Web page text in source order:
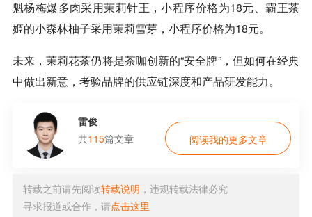
魁杨梅爆多肉采用茉莉针王，小程序价格为18元、霸王茶
姬的小森林柚子采用茉莉雪芽，小程序价格为18元。
未来，茉莉花茶仍将是茶咖创新的“安全牌”，但如何在经典
中做出新意，考验品牌的供应链深度和产品研发能力。
雷俊
共115篇文章 阅读我的更多文章
转载之前请先阅读转载说明 ，违规转载法律必究
寻求报道或合作，请点击这里